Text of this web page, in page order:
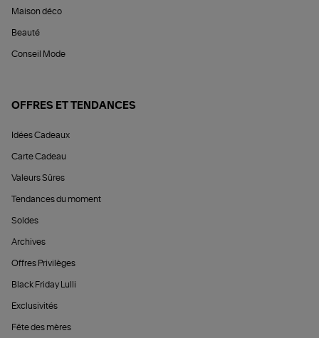
Maison déco
Beauté
Conseil Mode
OFFRES ET TENDANCES
Idées Cadeaux
Carte Cadeau
Valeurs Sûres
Tendances du moment
Soldes
Archives
Offres Privilèges
Black Friday Lulli
Exclusivités
Fête des mères